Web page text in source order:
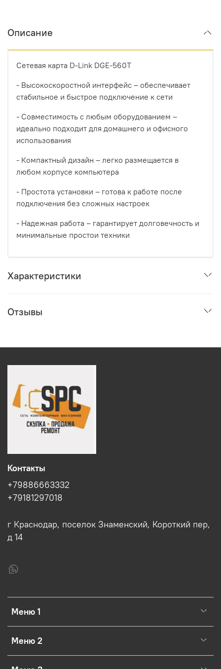
Описание
Сетевая карта D-Link DGE-560T
- Высокоскоростной интерфейс – обеспечивает
стабильное и быстрое подключение к сети
- Совместимость с любым оборудованием –
идеально подходит для домашнего и офисного
использования
- Компактный дизайн – легко размещается в
любом корпусе компьютера
- Простота установки – готова к работе после
подключения без сложных настроек
- Надежная работа – гарантирует долговечность и
минимальные простои техники
Характеристики
Отзывы
Меню 1
Меню 2
Контакты
+79886663332
+79181297018
г Краснодар, поселок Знаменский, Короткий пер,
д 14